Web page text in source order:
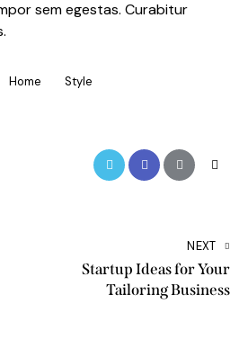
sem egestas. Curabitur
Home Style
NEXT
Startup Ideas for Your
Tailoring Business